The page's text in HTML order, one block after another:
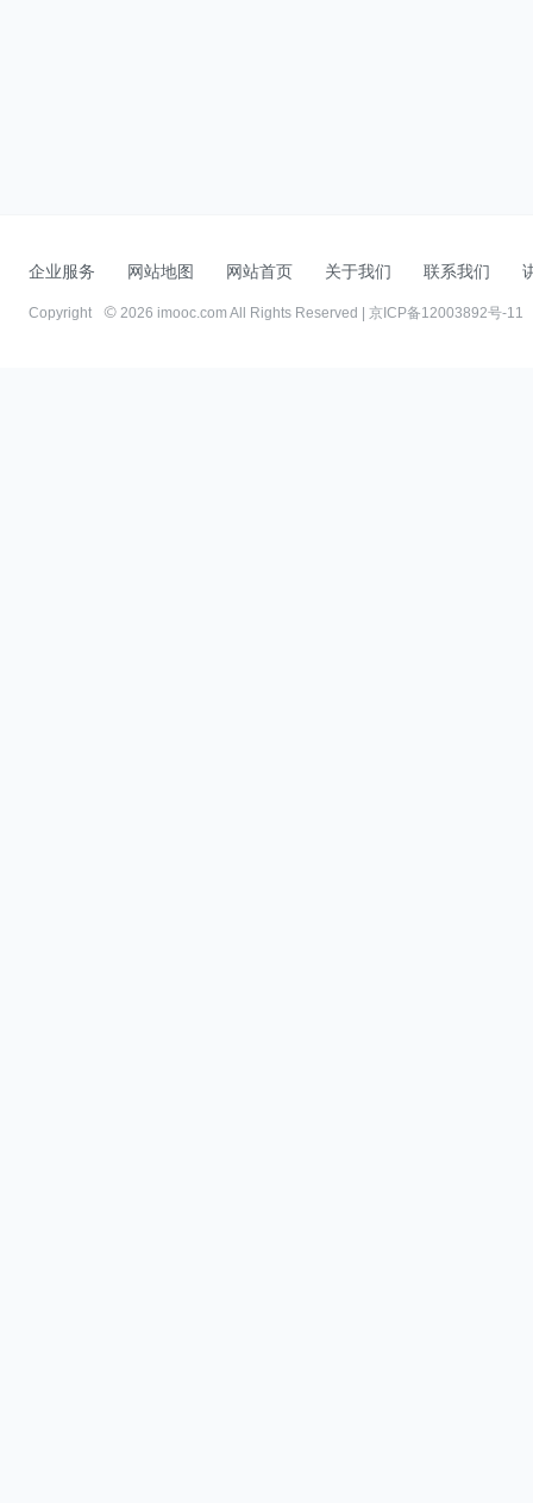
企业服务 网站地图 网站首页 关于我们 联系我们
Copyright 2026 imooc.com All Rights Reserved | 京ICP备12003892号-11